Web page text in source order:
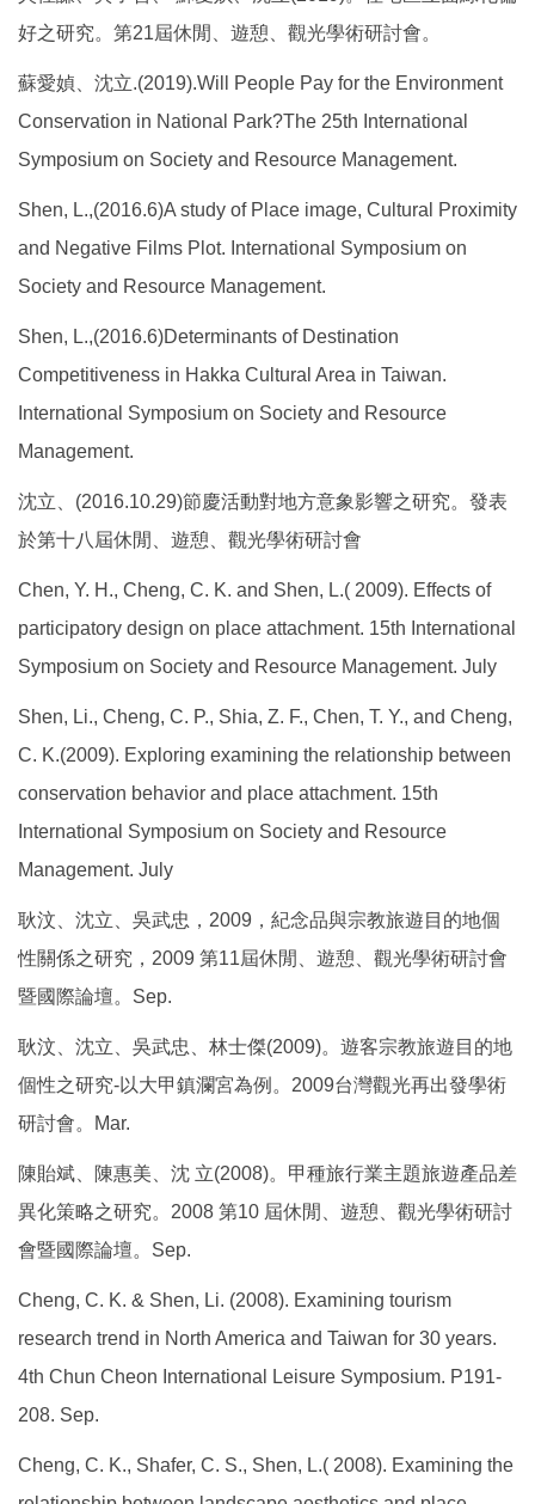
好之研究。第21屆休閒、遊憩、觀光學術研討會。
蘇愛媜、沈立.(2019).Will People Pay for the Environment
Conservation in National Park?The 25th International
Symposium on Society and Resource Management.
Shen, L.,(2016.6)A study of Place image, Cultural Proximity
and Negative Films Plot. International Symposium on
Society and Resource Management.
Shen, L.,(2016.6)Determinants of Destination
Competitiveness in Hakka Cultural Area in Taiwan.
International Symposium on Society and Resource
Management.
沈立、(2016.10.29)節慶活動對地方意象影響之研究。發表
於第十八屆休閒、遊憩、觀光學術研討會
Chen, Y. H., Cheng, C. K. and Shen, L.( 2009). Effects of
participatory design on place attachment. 15th International
Symposium on Society and Resource Management. July
Shen, Li., Cheng, C. P., Shia, Z. F., Chen, T. Y., and Cheng,
C. K.(2009). Exploring examining the relationship between
conservation behavior and place attachment. 15th
International Symposium on Society and Resource
Management. July
耿汶、沈立、吳武忠，2009，紀念品與宗教旅遊目的地個
性關係之研究，2009 第11屆休閒、遊憩、觀光學術研討會
暨國際論壇。Sep.
耿汶、沈立、吳武忠、林士傑(2009)。遊客宗教旅遊目的地
個性之研究-以大甲鎮瀾宮為例。2009台灣觀光再出發學術
研討會。Mar.
陳貽斌、陳惠美、沈 立(2008)。甲種旅行業主題旅遊產品差
異化策略之研究。2008 第10 屆休閒、遊憩、觀光學術研討
會暨國際論壇。Sep.
Cheng, C. K. & Shen, Li. (2008). Examining tourism
research trend in North America and Taiwan for 30 years.
4th Chun Cheon International Leisure Symposium. P191-
208. Sep.
Cheng, C. K., Shafer, C. S., Shen, L.( 2008). Examining the